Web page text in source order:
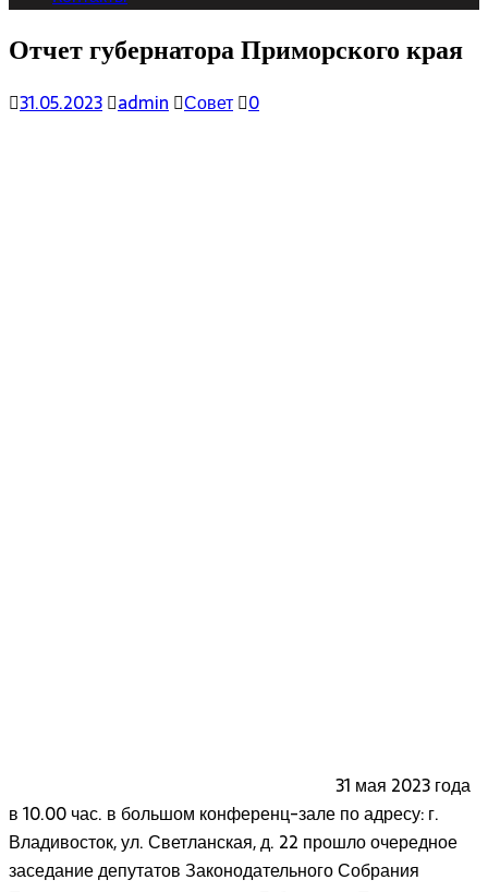
Отчет губернатора Приморского края
31.05.2023 admin Совет 0
31 мая 2023 года
в 10.00 час. в большом конференц-зале по адресу: г.
Владивосток, ул. Светланская, д. 22 прошло очередное
заседание депутатов Законодательного Собрания